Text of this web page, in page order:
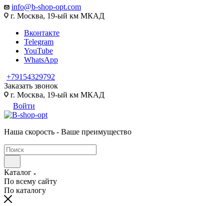
info@b-shop-opt.com
г. Москва, 19-ый км МКАД
Вконтакте
Telegram
YouTube
WhatsApp
+79154329792
Заказать звонок
г. Москва, 19-ый км МКАД
Войти
Наша скорость - Ваше преимущество
Каталог
По всему сайту
По каталогу